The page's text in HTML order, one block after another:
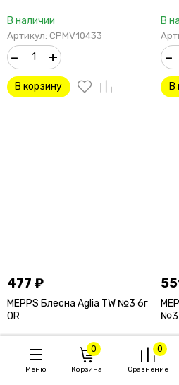
В наличии
Артикул: CPMV10433
– +
В корзину
В
–
В
477 ₽
MEPPS Блесна Aglia TW №3 6г
OR
MEPPS Блесна Aglia TW №3 6г
№3
Меню
0
Корзина
0
Сравнение